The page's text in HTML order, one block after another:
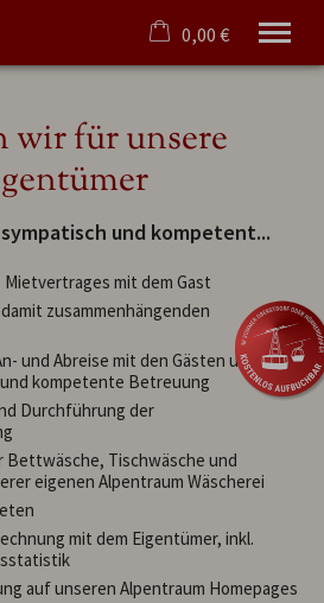
Personenzahl
0,00 €
sind unsere
Kunden...
wir für unsere
und kompetent...
Mietvertrages mit dem Gast
zusammenhängenden
und Abreise mit den Gästen und
kompetente Betreuung
Durchführung der
Bettwäsche, Tischwäsche und
eigenen Alpentraum Wäscherei
mit dem Eigentümer, inkl.
auf unseren Alpentraum Homepages